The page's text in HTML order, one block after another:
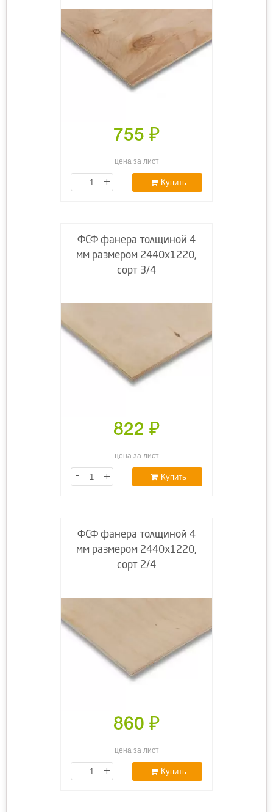
755 ₽
цена за лист
- + Купить
ФСФ фанера толщиной 4
мм размером 2440х1220,
сорт 3/4
822 ₽
цена за лист
- + Купить
ФСФ фанера толщиной 4
мм размером 2440х1220,
сорт 2/4
860 ₽
цена за лист
- + Купить